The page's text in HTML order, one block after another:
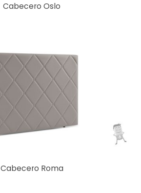
Cabecero Oslo
Cabecero Roma